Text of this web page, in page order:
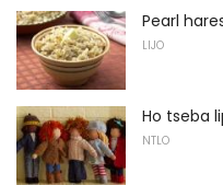
Pearl
LIJO
Ho tseba
NTLO